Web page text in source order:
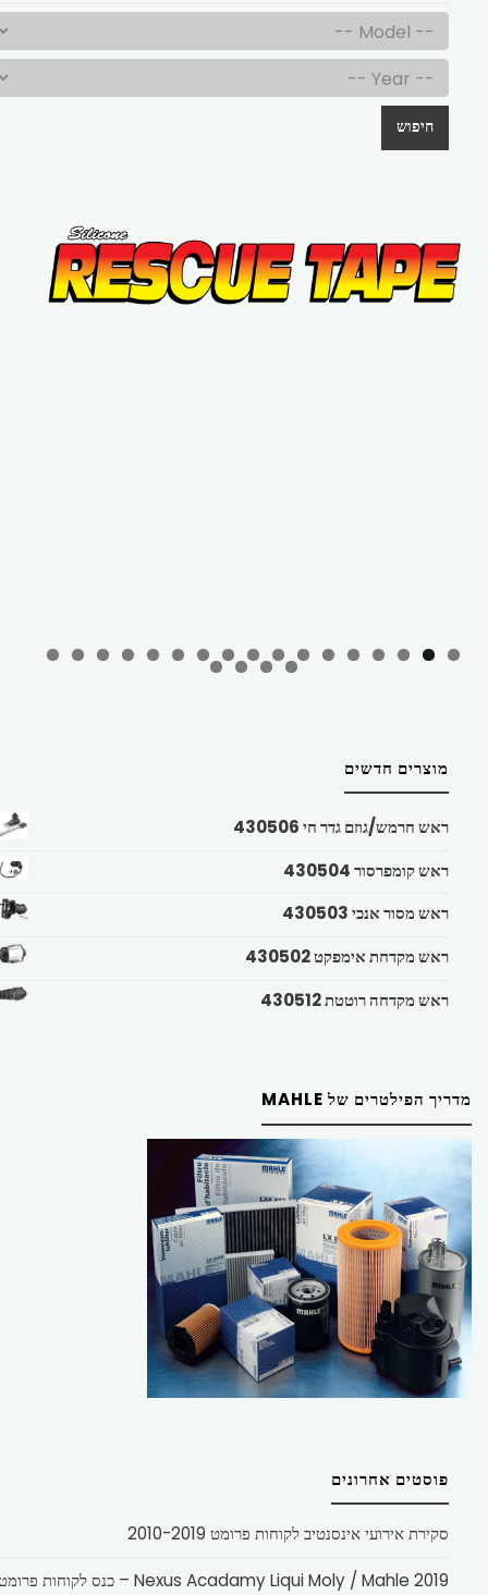
חיפוש
מוצרים חדשים
ראש חרמש/גוזם גדר חי 430506
ראש קומפרסור 430504
ראש מסור אנכי 430503
ראש מקדחת אימפקט 430502
ראש מקדחה רוטטת 430512
מדריך הפילטרים של MAHLE
פוסטים אחרונים
סקירת אירועי אינסנטיב לקוחות פרומט 2010-2019
Nexus Acadamy Liqui Moly / Mahle 2019 – כנס לקוחות פרומט